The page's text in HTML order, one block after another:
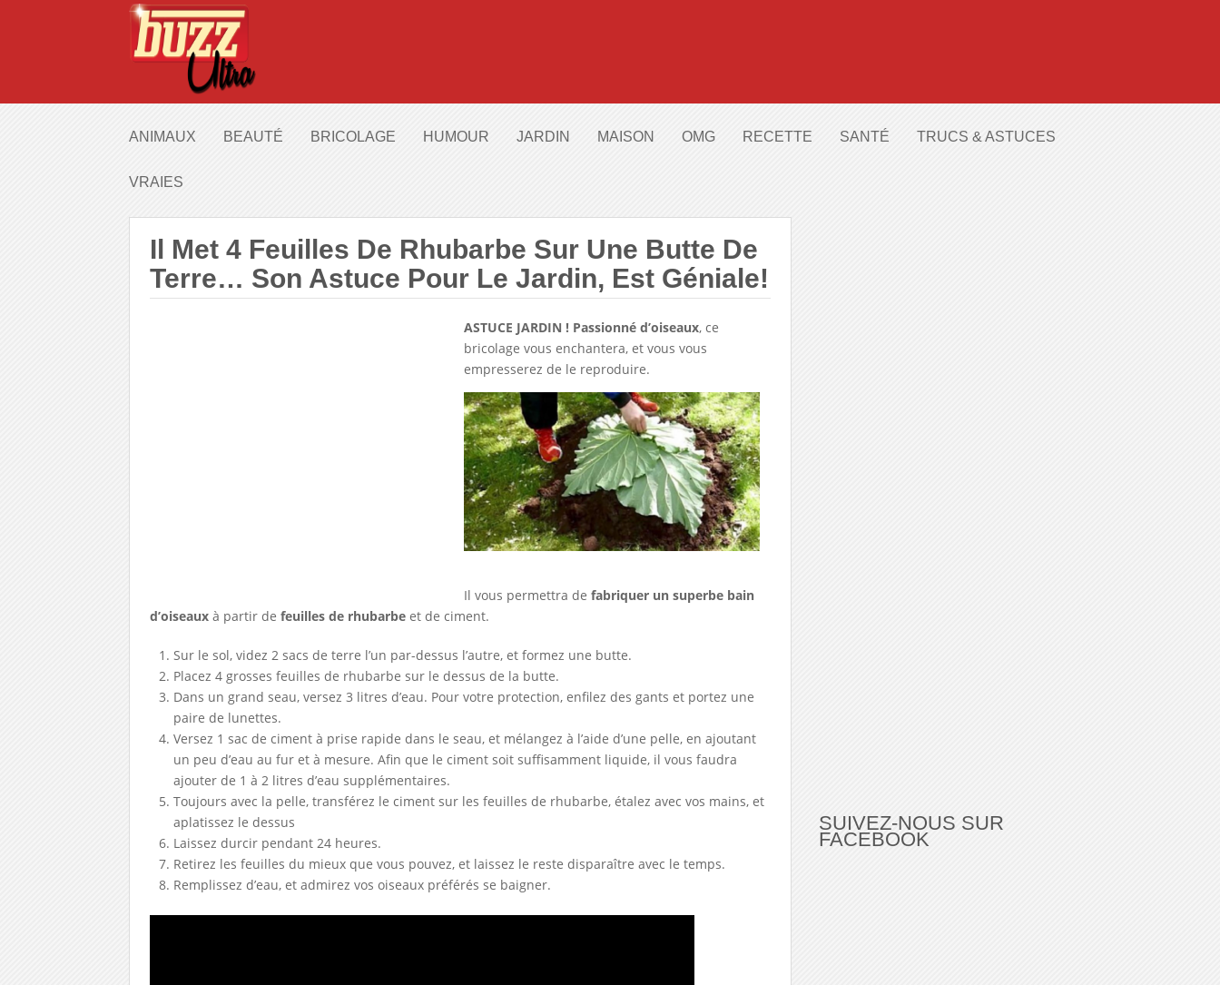
ANIMAUX BEAUTÉ BRICOLAGE HUMOUR JARDIN MAISON OMG RECETTE SANTÉ TRUCS & ASTUCES
VRAIES
Il Met 4 Feuilles De Rhubarbe Sur Une Butte De
Terre… Son Astuce Pour Le Jardin, Est Géniale!
ASTUCE JARDIN ! Passionné d’oiseaux, ce
bricolage vous enchantera, et vous vous
empresserez de le reproduire.
Il vous permettra de fabriquer un superbe bain
d’oiseauxà partir de feuilles de rhubarbeet de ciment.
Sur le sol, videz 2 sacs de terre l’un par-dessus l’autre, et formez une butte.
Placez 4 grosses feuilles de rhubarbe sur le dessus de la butte.
Dans un grand seau, versez 3 litres d’eau. Pour votre protection, enfilez des gants et portez une
paire de lunettes.
Versez 1 sac de ciment à prise rapide dans le seau, et mélangez à l’aide d’une pelle, en ajoutant
un peu d’eau au fur et à mesure. Afin que le ciment soit suffisamment liquide, il vous faudra
ajouter de 1 à 2 litres d’eau supplémentaires.
Toujours avec la pelle, transférez le ciment sur les feuilles de rhubarbe, étalez avec vos mains, et
aplatissez le dessus
Laissez durcir pendant 24 heures.
Retirez les feuilles du mieux que vous pouvez, et laissez le reste disparaître avec le temps.
Remplissez d’eau, et admirez vos oiseaux préférés se baigner.
SUIVEZ-NOUS SUR
FACEBOOK